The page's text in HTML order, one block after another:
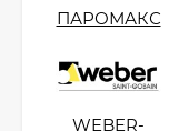
ПАРОМАКС
WEBER-